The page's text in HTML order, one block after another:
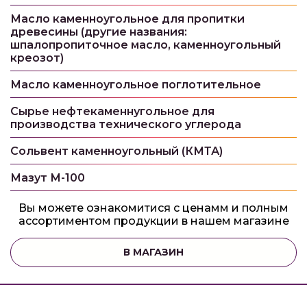
Масло каменноугольное для пропитки
древесины (другие названия:
шпалопропиточное масло, каменноугольный
креозот)
Масло каменноугольное поглотительное
Сырье нефтекаменнугольное для
производства технического углерода
Сольвент каменноугольный (КМТА)
Мазут М-100
Вы можете ознакомитися с ценамм и полным
ассортиментом продукции в нашем магазине
В МАГАЗИН